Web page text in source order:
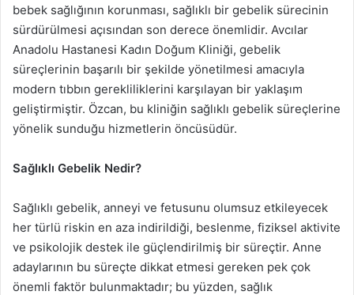
bebek sağlığının korunması, sağlıklı bir gebelik sürecinin
sürdürülmesi açısından son derece önemlidir. Avcılar
Anadolu Hastanesi Kadın Doğum Kliniği, gebelik
süreçlerinin başarılı bir şekilde yönetilmesi amacıyla
modern tıbbın gerekliliklerini karşılayan bir yaklaşım
geliştirmiştir. Özcan, bu kliniğin sağlıklı gebelik süreçlerine
yönelik sunduğu hizmetlerin öncüsüdür.
Sağlıklı Gebelik Nedir?
Sağlıklı gebelik, anneyi ve fetusunu olumsuz etkileyecek
her türlü riskin en aza indirildiği, beslenme, fiziksel aktivite
ve psikolojik destek ile güçlendirilmiş bir süreçtir. Anne
adaylarının bu süreçte dikkat etmesi gereken pek çok
önemli faktör bulunmaktadır; bu yüzden, sağlık